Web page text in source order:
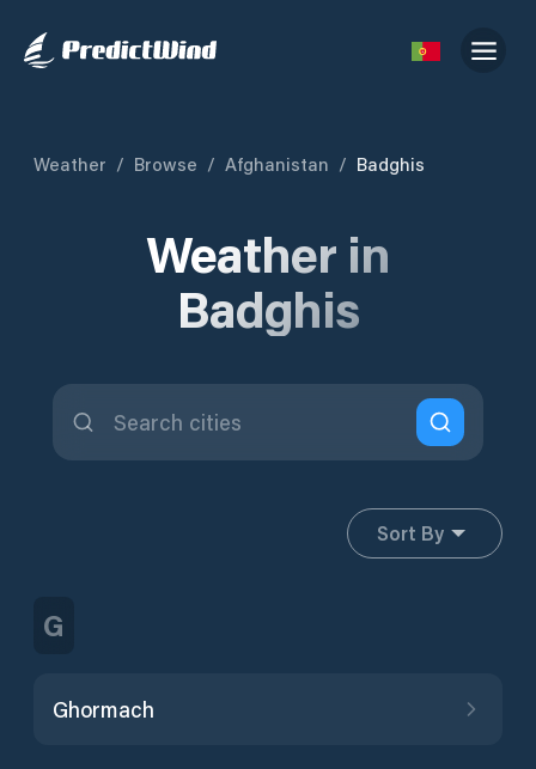
Weather / Browse / Afghanistan / Badghis
Weather in
Badghis
Sort By
G
Ghormach